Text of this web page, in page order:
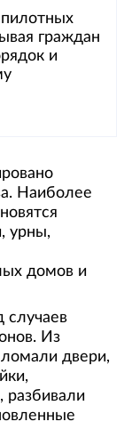
граждан
и
Наиболее
урны,
домов и
случаев
Из
двери,
разбивали